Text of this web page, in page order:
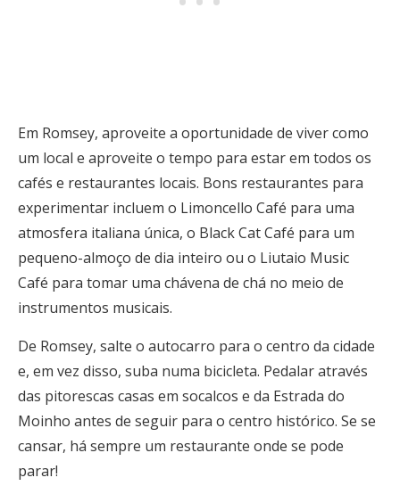
Em Romsey, aproveite a oportunidade de viver como
um local e aproveite o tempo para estar em todos os
cafés e restaurantes locais. Bons restaurantes para
experimentar incluem o Limoncello Café para uma
atmosfera italiana única, o Black Cat Café para um
pequeno-almoço de dia inteiro ou o Liutaio Music
Café para tomar uma chávena de chá no meio de
instrumentos musicais.
De Romsey, salte o autocarro para o centro da cidade
e, em vez disso, suba numa bicicleta. Pedalar através
das pitorescas casas em socalcos e da Estrada do
Moinho antes de seguir para o centro histórico. Se se
cansar, há sempre um restaurante onde se pode
parar!